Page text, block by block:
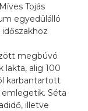
Tojás
egyedülálló
megbúvó
lakta, alig 100
karbantartott
emlegetik. Séta
illetve